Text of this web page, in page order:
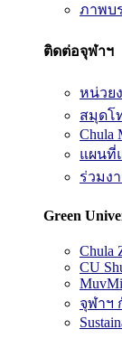
ภาพบ
ติดต่อจุฬาฯ
หน่วย
สมุดโ
Chula
แผนที่
ร่วมง
Green
Chula
CU
MuvMi
จุฬาฯ